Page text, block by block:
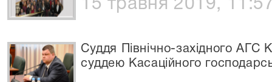
15 травня 2019,
Суддя Північно-західного АГС
суддею Касаційного